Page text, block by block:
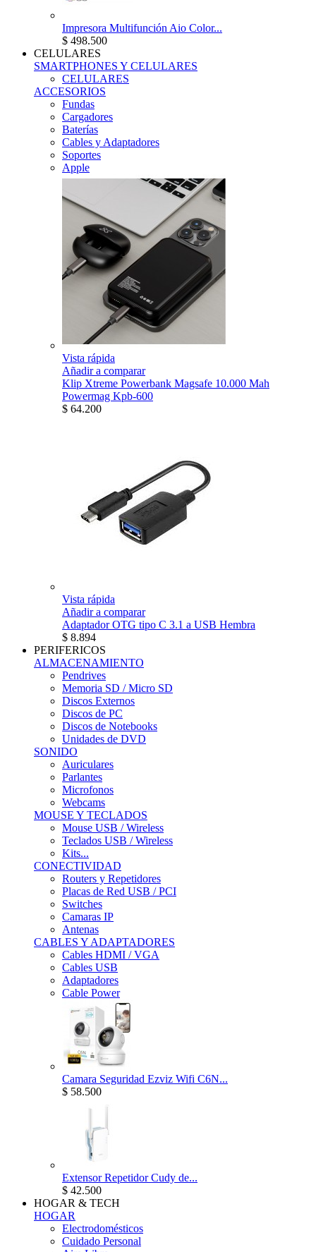
Impresora Multifunción Aio Color...
$ 498.500
CELULARES
SMARTPHONES Y CELULARES
CELULARES
ACCESORIOS
Fundas
Cargadores
Baterías
Cables y Adaptadores
Soportes
Apple
Vista rápida
Añadir a comparar
Klip Xtreme Powerbank Magsafe 10.000 Mah
Powermag Kpb-600
$ 64.200
Vista rápida
Añadir a comparar
Adaptador OTG tipo C 3.1 a USB Hembra
$ 8.894
PERIFERICOS
ALMACENAMIENTO
Pendrives
Memoria SD / Micro SD
Discos Externos
Discos de PC
Discos de Notebooks
Unidades de DVD
SONIDO
Auriculares
Parlantes
Microfonos
Webcams
MOUSE Y TECLADOS
Mouse USB / Wireless
Teclados USB / Wireless
Kits...
CONECTIVIDAD
Routers y Repetidores
Placas de Red USB / PCI
Switches
Camaras IP
Antenas
CABLES Y ADAPTADORES
Cables HDMI / VGA
Cables USB
Adaptadores
Cable Power
Camara Seguridad Ezviz Wifi C6N...
$ 58.500
Extensor Repetidor Cudy de...
$ 42.500
HOGAR & TECH
HOGAR
Electrodomésticos
Cuidado Personal